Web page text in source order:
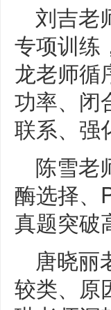
刘吉老
专项训练
龙老师循
功率、闭
联系、强
陈雪老
酶选择、
真题突破
唐晓丽
较类、原